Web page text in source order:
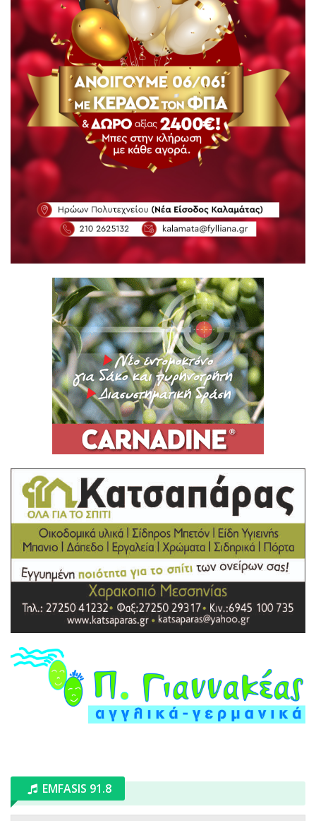
EMFASIS 91.8